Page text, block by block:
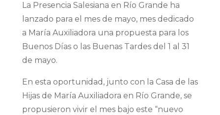
La Presencia Salesiana en Río Grande ha
lanzado para el mes de mayo, mes dedicado
a María Auxiliadora una propuesta para los
Buenos Días o las Buenas Tardes del 1 al 31
de mayo.
En esta oportunidad, junto con la Casa de las
Hijas de María Auxiliadora en Río Grande, se
propusieron vivir el mes bajo este “nuevo